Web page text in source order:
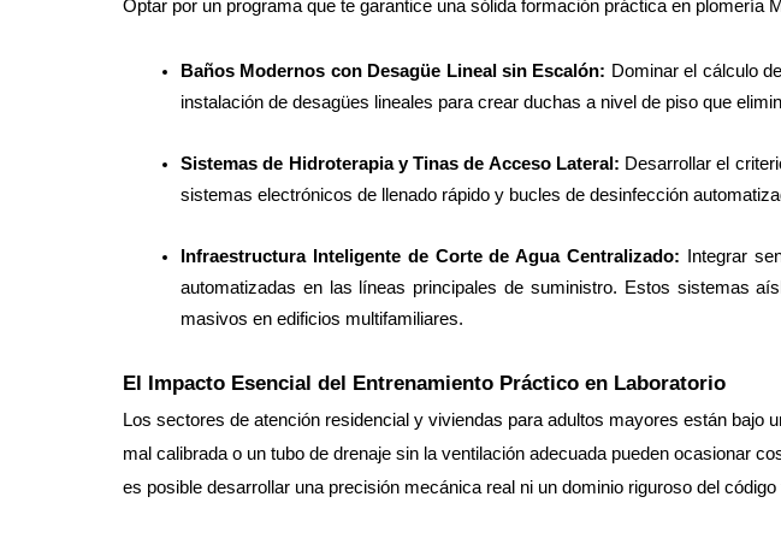
Optar por un programa que te garantice una sólida formación práctica en
Baños Modernos con Desagüe Lineal sin Escalón: Dominar el cálculo
instalación de desagües lineales para crear duchas a nivel de piso que
Sistemas de Hidroterapia y Tinas de Acceso Lateral: Desarrollar el
sistemas electrónicos de llenado rápido y bucles de desinfección
Infraestructura Inteligente de Corte de Agua Centralizado:
Integrar
automatizadas en las líneas principales de suministro. Estos sistemas
masivos en edificios multifamiliares.
El Impacto Esencial del Entrenamiento Práctico en Laboratorio
Los sectores de atención residencial y viviendas para adultos mayores están
mal calibrada o un tubo de drenaje sin la ventilación adecuada pueden ocasionar
es posible desarrollar una precisión mecánica real ni un dominio riguroso del